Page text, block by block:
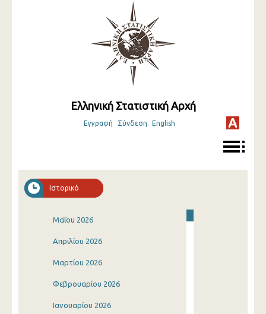
Ελληνική Στατιστική Αρχή
Εγγραφή Σύνδεση English
Ιστορικό
Μαΐου 2026
Απριλίου 2026
Μαρτίου 2026
Φεβρουαρίου 2026
Ιανουαρίου 2026